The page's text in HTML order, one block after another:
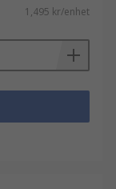
1,495 kr/enhet